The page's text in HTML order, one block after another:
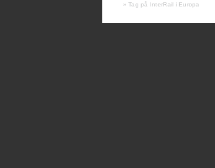
» Tag på InterRail i Europa